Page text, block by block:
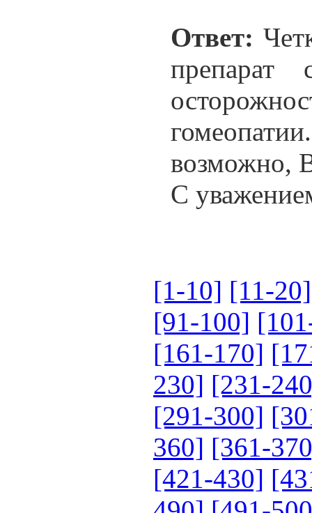
Ответ:
препарат
возможно,
С
[1-10] [11-20]
[91-100]
[161-170]
230] [231-
[291-300]
360] [361-
[421-430]